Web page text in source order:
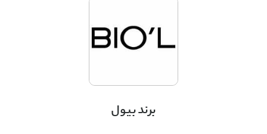
برند بیول